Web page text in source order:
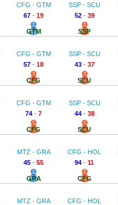
CFG - GTM
67 - 19
GTM
SSP - SCU
52- 39
SSP
CFG - GTM
57 - 18
CFG
SSP - SCU
43- 37
SCU
CFG - GTM
74 - 7
CFG
SSP - SCU
44- 38
SCU
MTZ - GRA
45 - 55
GRA
CFG - HOL
94 - 11
CFG
MTZ - GRA
CFG - HOL